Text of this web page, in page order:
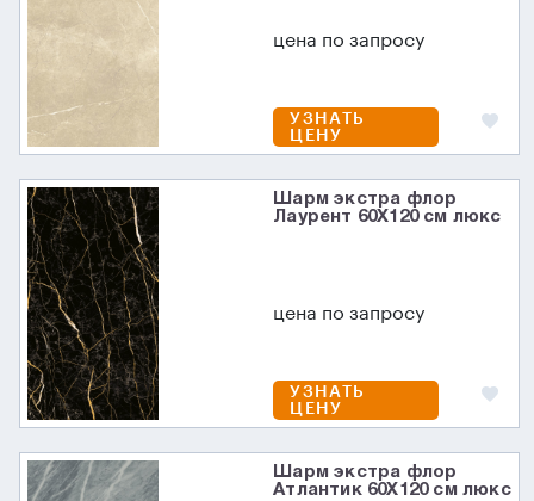
цена по запросу
УЗНАТЬ
ЦЕНУ
Шарм экстра флор
Лаурент 60X120 см люкс
цена по запросу
УЗНАТЬ
ЦЕНУ
Шарм экстра флор
Атлантик 60X120 см люкс